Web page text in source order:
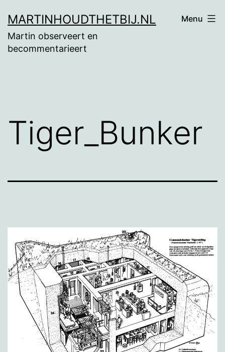
naar
de
MARTINHOUDTHETBIJ.NL
Martin observeert en
becommentarieert
Menu
Tiger_Bunker